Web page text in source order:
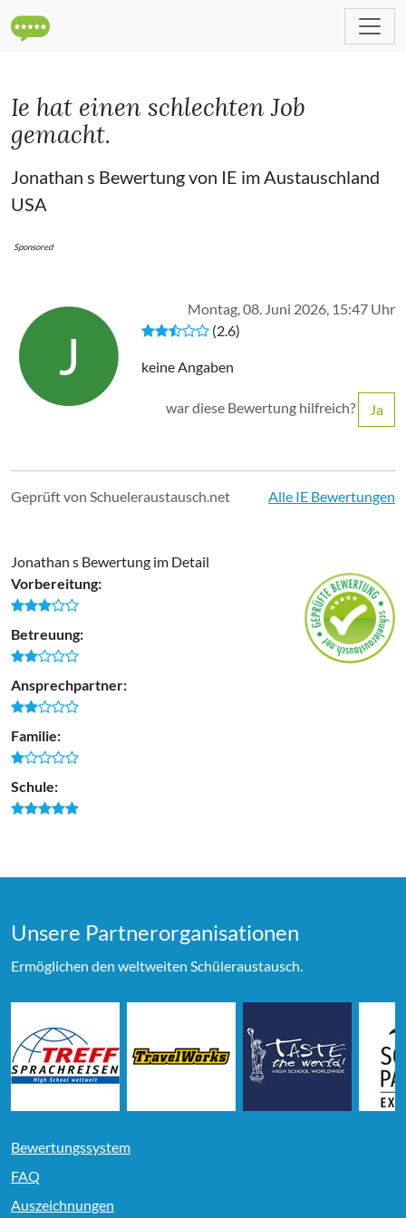
Ie hat einen schlechten Job
gemacht.
Jonathan s Bewertung von IE im Austauschland
USA
Sponsored
J
Montag, 08. Juni 2026, 15:47 Uhr
(2.6)
keine Angaben
war diese Bewertung hilfreich? Ja
Geprüft von Schueleraustausch.net Alle IE Bewertungen
Jonathan s Bewertung im Detail
Vorbereitung:
Betreuung:
Ansprechpartner:
Familie:
Schule:
Unsere Partner­organi­sationen
Ermöglichen den weltweiten Schüleraustausch.
Bewertungssystem
FAQ
Auszeichnungen